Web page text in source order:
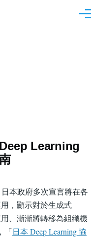
選
Learning
本政府多次宣言將在各
，顯示對於生成式
、漸漸將轉移為組織機
「日本 Deep Learning 協